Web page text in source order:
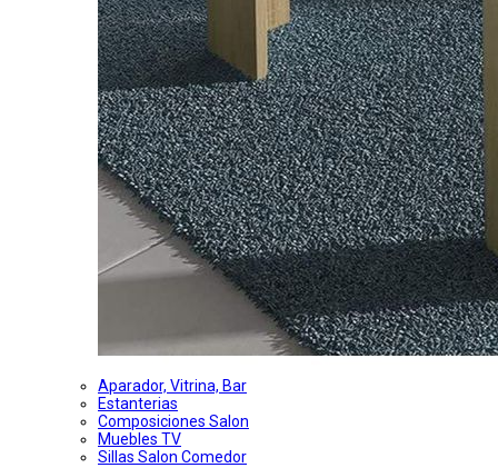
Aparador, Vitrina, Bar
Estanterias
Composiciones Salon
Muebles TV
Sillas Salon Comedor